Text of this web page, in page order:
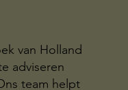
van Holland
adviseren
team helpt